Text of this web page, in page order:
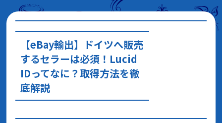
【eBay輸出】ドイツへ販売
するセラーは必須！Lucid
IDってなに？取得方法を徹
底解説